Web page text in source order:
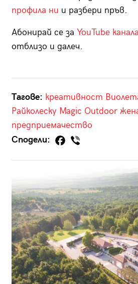
профила ни и разбери пръв.
Абонирай се за YouTube
отблизо и далеч.
Тагове: креативност
Райколеску Magic Outdoor
предприемачество
Сподели: